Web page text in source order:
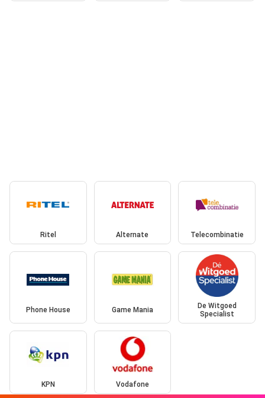
Ritel Alternate Telecombinatie
Phone House Game Mania
De Witgoed
Specialist
KPN Vodafone